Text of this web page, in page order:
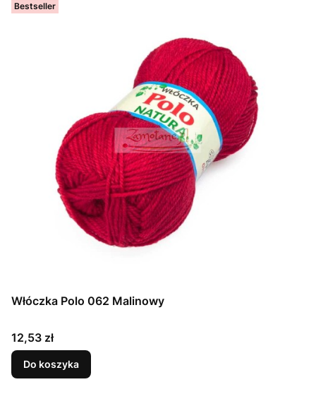
Bestseller
Włóczka Polo 062 Malinowy
Cena
12,53 zł
Do koszyka